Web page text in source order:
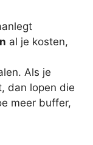
al je kosten,
Als je
dan lopen die
meer buffer,